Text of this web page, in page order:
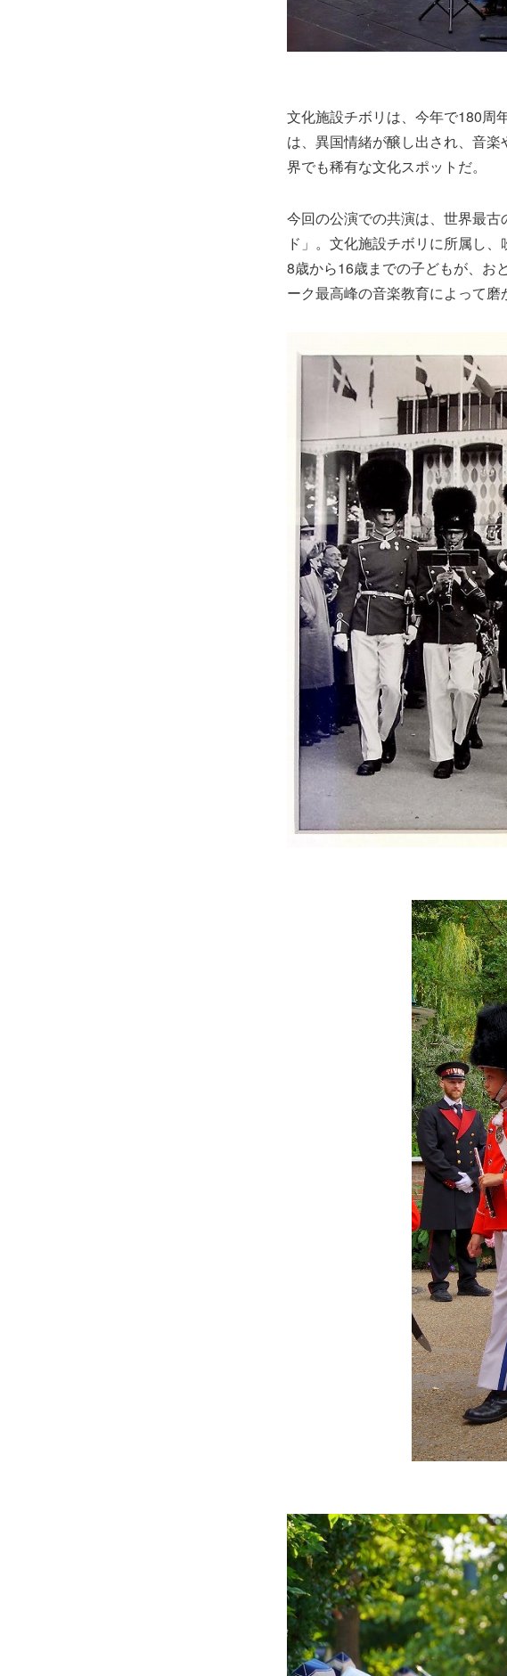
文化施設チボリは、今年で180周
は、異国情緒が醸し出され、音
界でも稀有な文化スポットだ。
今回の公演での共演は、世界最
ド」。文化施設チボリに所属し
8歳から16歳までの子どもが、お
ーク最高峰の音楽教育によって磨